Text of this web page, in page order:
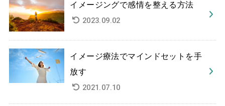
イメージングで感情を整える方法
2023.09.02
イメージ療法でマインドセットを手
放す
2021.07.10